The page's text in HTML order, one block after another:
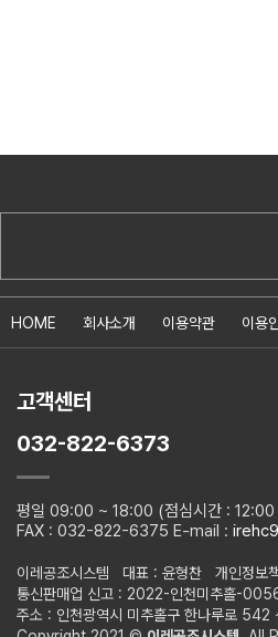
HOME 회사소개 이용약관 이용
고객센터
032-822-6373
평일 09:00 ~ 18:00 (점심시간 :
FAX : 032-822-6375 E-mail :
이레공조시스템 대표 : 윤형찬 개인정보
통신판매업 신고 : 2022-인천미추홀-
주소 : 인천광역시 미추홀구 한나루로